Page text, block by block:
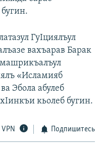
ГуIциялъул
вахъарав Барак
«Исламияб
Эбола абулеб
кьолеб бугин.
Подпишитесь